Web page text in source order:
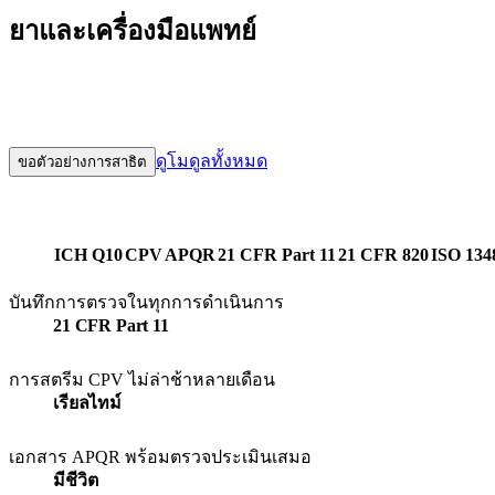
ยาและเครื่องมือแพทย์
ขอตัวอย่างการสาธิต ดูโมดูลทั้งหมด
ICH Q10CPVAPQR21 CFR Part 11 21 CFR 820ISO
บันทึกการตรวจในทุกการดำเนินการ
21 CFR Part 11
การสตรีม CPV ไม่ล่าช้าหลายเดือน
เรียลไทม์
เอกสาร APQR พร้อมตรวจประเมินเสมอ
มีชีวิต